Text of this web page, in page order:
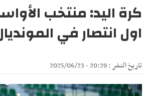
كرة اليد: منتخب
اول انتصار في
تاريخ النشر : 20:29 - 2025/06/23